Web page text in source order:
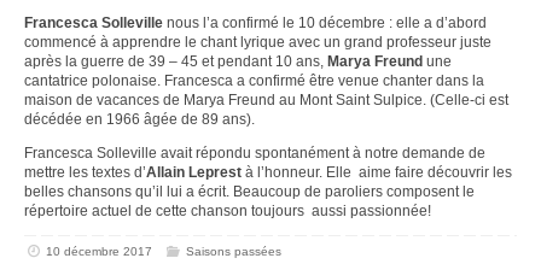
Francesca Solleville nous l’a confirmé le 10 décembre : elle a d’abord
commencé à apprendre le chant lyrique avec un grand professeur juste
après la guerre de 39 – 45 et pendant 10 ans, Marya Freund une
cantatrice polonaise. Francesca a confirmé être venue chanter dans la
maison de vacances de Marya Freund au Mont Saint Sulpice. (Celle-ci est
décédée en 1966 âgée de 89 ans).
Francesca Solleville avait répondu spontanément à notre demande de
mettre les textes d’Allain Leprest à l’honneur. Elle aime faire découvrir les
belles chansons qu’il lui a écrit. Beaucoup de paroliers composent le
répertoire actuel de cette chanson toujours aussi passionnée!
10 décembre 2017 Saisons passées